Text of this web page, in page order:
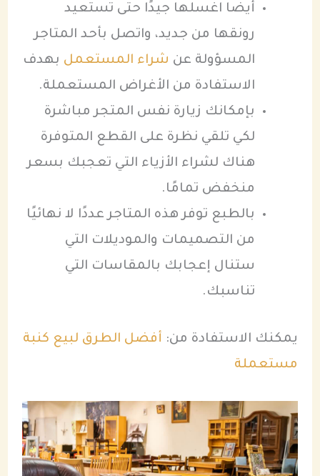
أيضًا اغسلها جيدًا حتى تستعيد
رونقها من جديد، واتصل بأحد المتاجر
المسؤولة عن شراء المستعمل بهدف
الاستفادة من الأغراض المستعملة.
بإمكانك زيارة نفس المتجر مباشرة
لكي تلقي نظرة على القطع المتوفرة
هناك لشراء الأزياء التي تعجبك بسعر
منخفض تمامًا.
بالطبع توفر هذه المتاجر عددًا لا نهائيًا
من التصميمات والموديلات التي
ستنال إعجابك بالمقاسات التي
تناسبك.
يمكنك الاستفادة من: أفضل الطرق لبيع كنبة
مستعملة